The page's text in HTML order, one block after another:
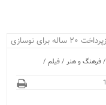
/فرهنگ و هنر /فیلم /